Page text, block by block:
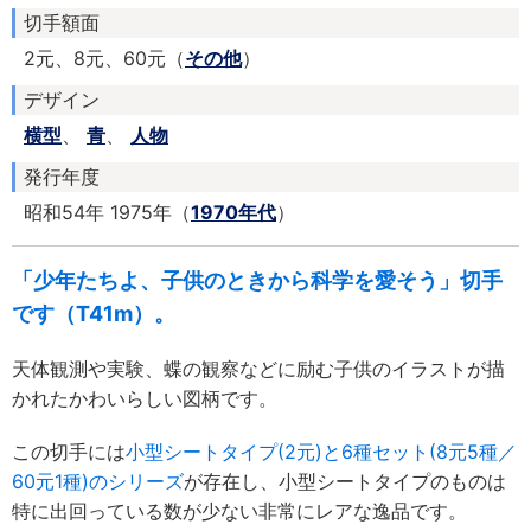
切手額面
2元、8元、60元（その他）
デザイン
横型、 青、 人物
発行年度
昭和54年 1975年（1970年代）
「少年たちよ、子供のときから科学を愛そう」切手
です（T41m）。
天体観測や実験、蝶の観察などに励む子供のイラストが描
かれたかわいらしい図柄です。
この切手には小型シートタイプ(2元)と6種セット(8元5種／
60元1種)のシリーズが存在し、小型シートタイプのものは
特に出回っている数が少ない非常にレアな逸品です。